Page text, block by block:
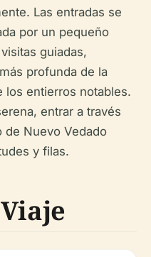
Las entradas se
por un pequeño
guiadas,
profunda de la
los entierros notables.
entrar a través
de Nuevo Vedado
y filas.